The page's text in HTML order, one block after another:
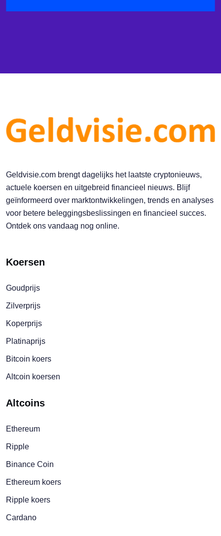
Geldvisie.com brengt dagelijks het laatste cryptonieuws,
actuele koersen en uitgebreid financieel nieuws. Blijf
geïnformeerd over marktontwikkelingen, trends en analyses
voor betere beleggingsbeslissingen en financieel succes.
Ontdek ons vandaag nog online.
Koersen
Goudprijs
Zilverprijs
Koperprijs
Platinaprijs
Bitcoin koers
Altcoin koersen
Altcoins
Ethereum
Ripple
Binance Coin
Ethereum koers
Ripple koers
Cardano